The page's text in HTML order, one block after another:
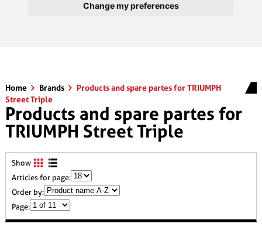
Change my preferences
Home Brands
Products and spare partes for TRIUMPH
Street Triple
Products and spare partes for
TRIUMPH Street Triple
Show
Articles for page:
Order by:
Page: